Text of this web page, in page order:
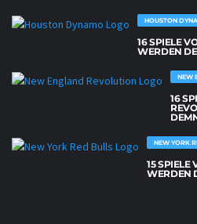
HOUSTON
16 SPIELE
WERDEN
NEW
16
NEW YORK
15 SPIELE
WERDEN